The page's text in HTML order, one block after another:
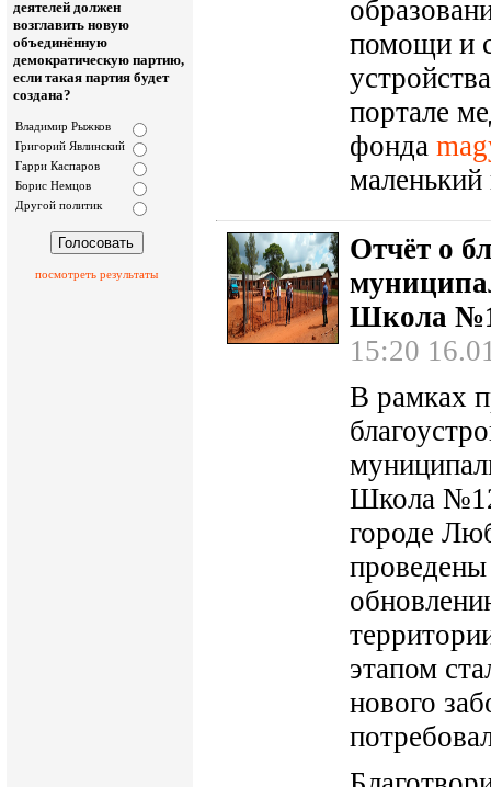
деятелей должен
возглавить новую
объединённую
демократическую партию,
если такая партия будет
создана?
Владимир Рыжков
Григорий Явлинский
Гарри Каспаров
Борис Немцов
Другой политик
посмотреть результаты
помощи и
портале
фонда
Отчёт о
Школа
15:20
В рамках
Школа
городе
этапом
нового